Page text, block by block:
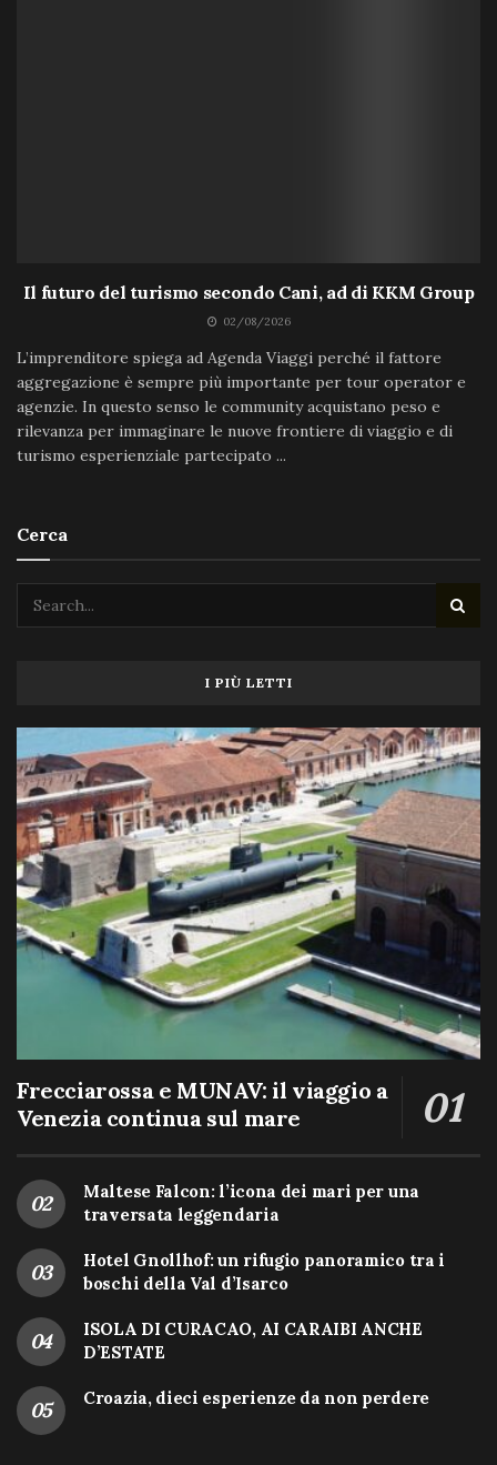
Il futuro del turismo secondo Cani, ad di KKM Group
02/08/2026
L’imprenditore spiega ad Agenda Viaggi perché il fattore
aggregazione è sempre più importante per tour operator e
agenzie. In questo senso le community acquistano peso e
rilevanza per immaginare le nuove frontiere di viaggio e di
turismo esperienziale partecipato ...
Cerca
I PIÙ LETTI
Frecciarossa e MUNAV: il viaggio a
Venezia continua sul mare
Maltese Falcon: l’icona dei mari per una
traversata leggendaria
Hotel Gnollhof: un rifugio panoramico tra i
boschi della Val d’Isarco
ISOLA DI CURACAO, AI CARAIBI ANCHE
D’ESTATE
Croazia, dieci esperienze da non perdere